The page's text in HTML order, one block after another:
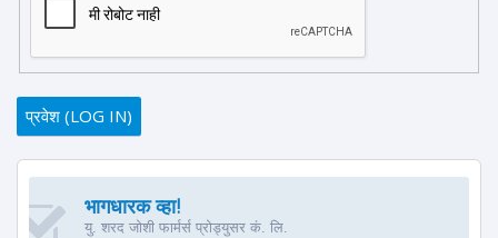
भागधारक व्हा!
यु. शरद जोशी फार्मर्स प्रोड्युसर कं. लि.